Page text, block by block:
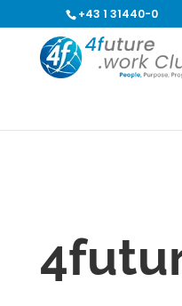
+43 1 31440-0